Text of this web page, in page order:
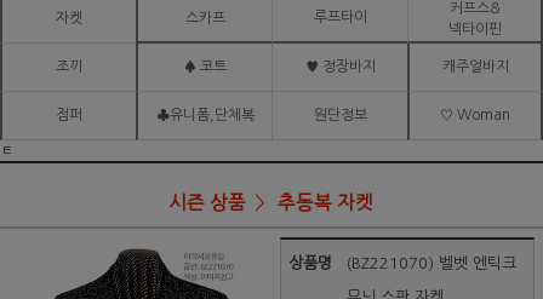
자켓 스카프 루프타이
커프스&
넥타이핀
조끼 ♠ 코트 ♥ 정장바지 캐주얼바지
점퍼 ♣유니폼,단체복 원단정보 ♡ Woman
ㅌ
시즌 상품 추동복 자켓
상품명 (BZ221070) 벨벳 엔틱크